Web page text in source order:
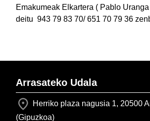
Emakumeak Elkartera ( Pablo
deitu 943 79 83 70/ 651 70 79 36
Arrasateko Udala
Herriko plaza nagusia 1, 20500
(Gipuzkoa)